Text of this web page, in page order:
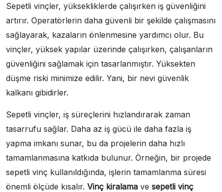
Sepetli vinçler, yüksekliklerde çalışırken iş güvenliğini
artırır. Operatörlerin daha güvenli bir şekilde çalışmasını
sağlayarak, kazaların önlenmesine yardımcı olur. Bu
vinçler, yüksek yapılar üzerinde çalışırken, çalışanların
güvenliğini sağlamak için tasarlanmıştır. Yüksekten
düşme riski minimize edilir. Yani, bir nevi güvenlik
kalkanı gibidirler.
Sepetli vinçler, iş süreçlerini hızlandırarak zaman
tasarrufu sağlar. Daha az iş gücü ile daha fazla iş
yapma imkanı sunar, bu da projelerin daha hızlı
tamamlanmasına katkıda bulunur. Örneğin, bir projede
sepetli vinç kullanıldığında, işlerin tamamlanma süresi
önemli ölçüde kısalır. Vinç kiralama ve sepetli vinç